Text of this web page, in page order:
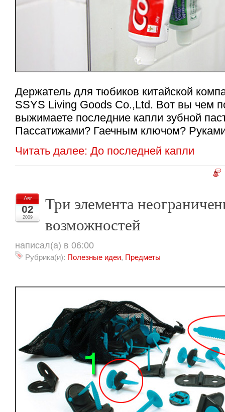
Держатель для тюбиков китайской
SSYS Living Goods Co.,Ltd. Вот вы чем
выжимаете последние капли зубной
Пассатижами? Гаечным ключом?
Читать далее: До последней капли
Авг
02
2009
Три элемента
возможностей
написал(а) в 06:00
Рубрика(и): Полезные идеи, Предметы